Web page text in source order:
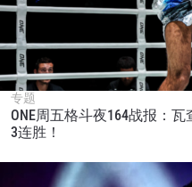
专题
ONE周五格斗夜164战报：
3连胜！